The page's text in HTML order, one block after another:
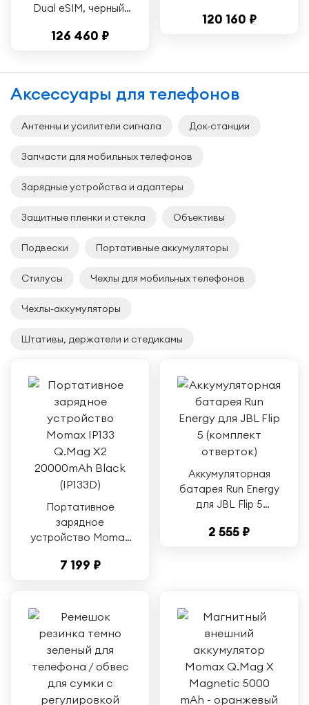
Dual eSIM, черный,
RuStore
126 460 ₽
120 160 ₽
Аксессуары для телефонов
Антенны и усилители сигнала Док-станции
Запчасти для мобильных телефонов
Зарядные устройства и адаптеры
Защитные пленки и стекла Объективы
Подвески Портативные аккумуляторы
Стилусы Чехлы для мобильных телефонов
Чехлы-аккумуляторы
Штативы, держатели и стедикамы
Портативное
зарядное
устройство Momax
20000mAh Black
7 199 ₽
Aккумуляторная
батарея Run Energy
для JBL Flip 5
2 555 ₽